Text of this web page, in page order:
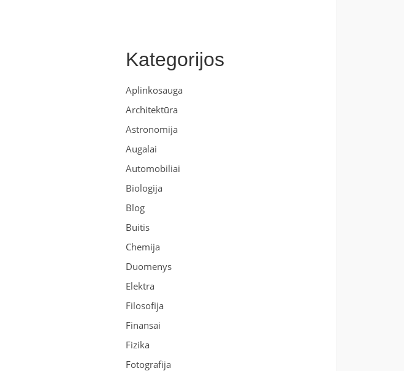
Kategorijos
Aplinkosauga
Architektūra
Astronomija
Augalai
Automobiliai
Biologija
Blog
Buitis
Chemija
Duomenys
Elektra
Filosofija
Finansai
Fizika
Fotografija